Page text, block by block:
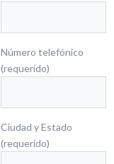
70.20 140.40 15.11
– – 12.09
Número telefónico
(requerido)
Ciudad y Estado
(requerido)